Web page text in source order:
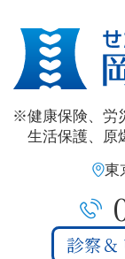
健康保険、 労
生活保護、
原
東
診察＆